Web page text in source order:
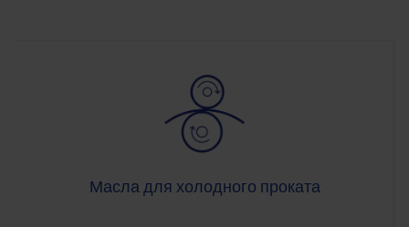
Масла для холодного проката